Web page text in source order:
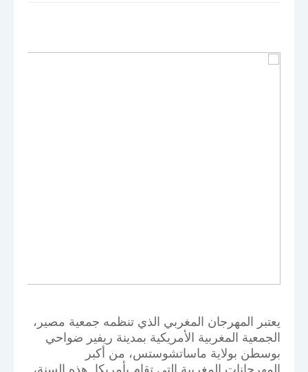
يعتبر المهرجان المغربي الذي تنظمه جمعية مصير،
الجمعية المغربية الأمريكية بمدينة ريفير ضواحي
بوسطن بولاية ماساتشوستس، من أكبر
المهرجانات المغربية التي تقام بأمريكا. هذه السنة،